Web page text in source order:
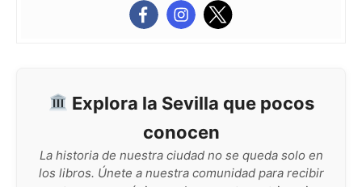
Explora la Sevilla que pocos
conocen
La historia de nuestra ciudad no se queda solo en
los libros. Únete a nuestra comunidad para recibir